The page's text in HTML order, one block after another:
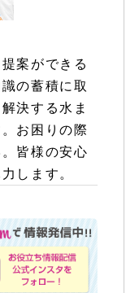
案ができる
の蓄積に取
決する水ま
お困りの際
皆様の安心
します。